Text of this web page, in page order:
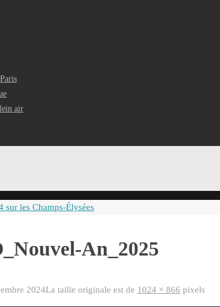
air
sur les Champs-Élysées
An_2025
2024La taille originale est de 1024 × 866 pixels